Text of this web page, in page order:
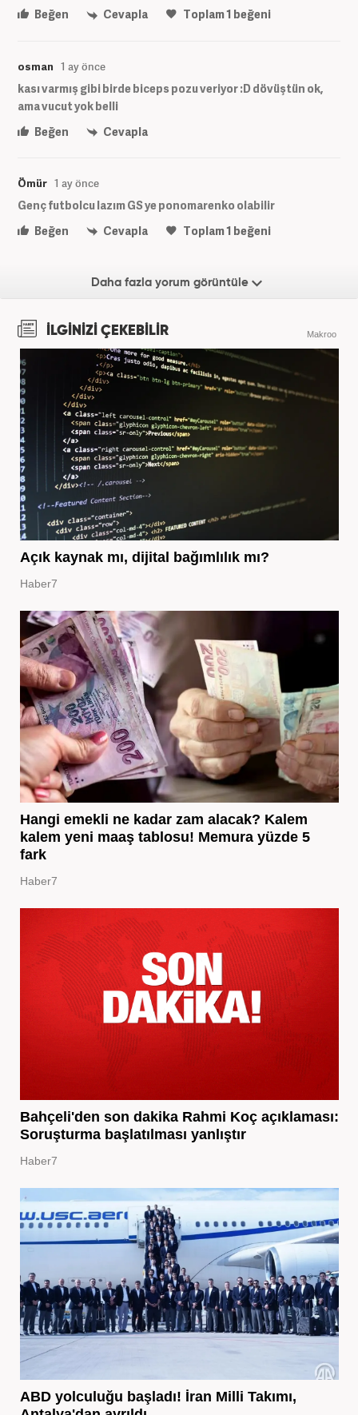
Beğen Cevapla Toplam1 beğeni
osman 1 ay önce
kası varmış gibi birde biceps pozu veriyor :D dövüştün ok,
ama vucut yok belli
Beğen
Cevapla
Ömür 1 ay önce
Genç futbolcu lazım GS ye ponomarenko olabilir
Beğen
Cevapla Toplam1 beğeni
Daha fazla yorum görüntüle
İLGİNİZİ ÇEKEBİLİR Makroo
Açık kaynak mı, dijital bağımlılık mı?
Haber7
Hangi emekli ne kadar zam alacak? Kalem
kalem yeni maaş tablosu! Memura yüzde 5
fark
Haber7
Bahçeli'den son dakika Rahmi Koç açıklaması:
Soruşturma başlatılması yanlıştır
Haber7
ABD yolculuğu başladı! İran Milli Takımı,